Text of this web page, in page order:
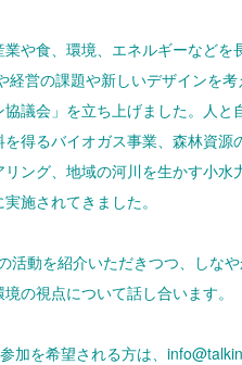
や食、環境、エネルギーなどを
営の課題や新しいデザインを考
議会」を立ち上げました。人と
得るバイオガス事業、森林資源
ング、地域の河川を生かす小水
施されてきました。
活動を紹介いただきつつ、しな
の視点について話し合います。
加を希望される方は、